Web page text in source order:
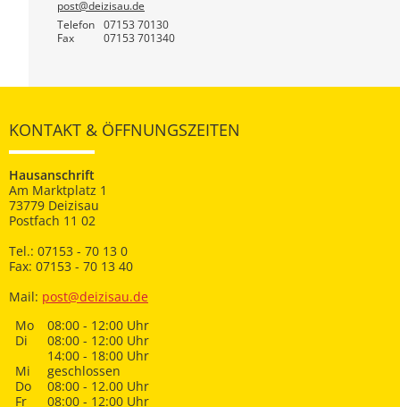
post@deizisau.de
Telefon
07153 70130
Fax 07153 701340
KONTAKT & ÖFFNUNGSZEITEN
Hausanschrift
Am Marktplatz 1
73779 Deizisau
Postfach 11 02
Tel.: 07153 - 70 13 0
Fax: 07153 - 70 13 40
Mail: post@deizisau.de
Mo
08:00 - 12:00 Uhr
Di
08:00 - 12:00 Uhr
14:00 - 18:00 Uhr
Mi
geschlossen
Do
08:00 - 12.00 Uhr
Fr
08:00 - 12:00 Uhr